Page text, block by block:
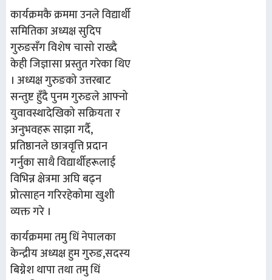
कार्यक्रमकै क्रममा उनले विद्यार्थी
समितिका अध्यक्ष सुदिप
गुरुङसँग विशेष चासो राख्दै
केही जिज्ञासा प्रस्तुत गरेका थिए
। अध्यक्ष गुरुङको उत्तरबाट
सन्तुष्ट हुँदै पुनम गुरुङले आफ्नो
युवावस्थादेखिको सक्रियता र
अनुभवहरू साझा गर्दै,
प्रतिष्ठानले छात्रवृत्ति प्रदान
गर्नुका साथै विद्यार्थीहरूलाई
विभिन्न क्षेत्रमा अघि बढ्न
प्रोत्साहन गरिरहेकोमा खुशी
व्यक्त गरे ।
कार्यक्रममा तमु धिं नेपालका
केन्द्रीय अध्यक्ष हुम गुरुङ,सदस्य
बिग्नेश थापा तथा तमु धिं